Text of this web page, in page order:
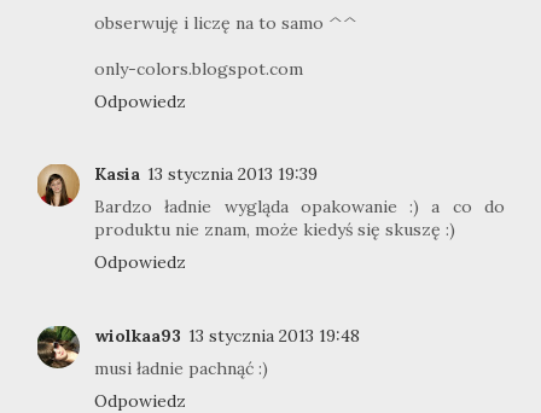
obserwuję i liczę na to samo ^^
only-colors.blogspot.com
Odpowiedz
Kasia 13 stycznia 2013 19:39
Bardzo ładnie wygląda opakowanie :) a co do
produktu nie znam, może kiedyś się skuszę :)
Odpowiedz
wiolkaa93 13 stycznia 2013 19:48
musi ładnie pachnąć :)
Odpowiedz